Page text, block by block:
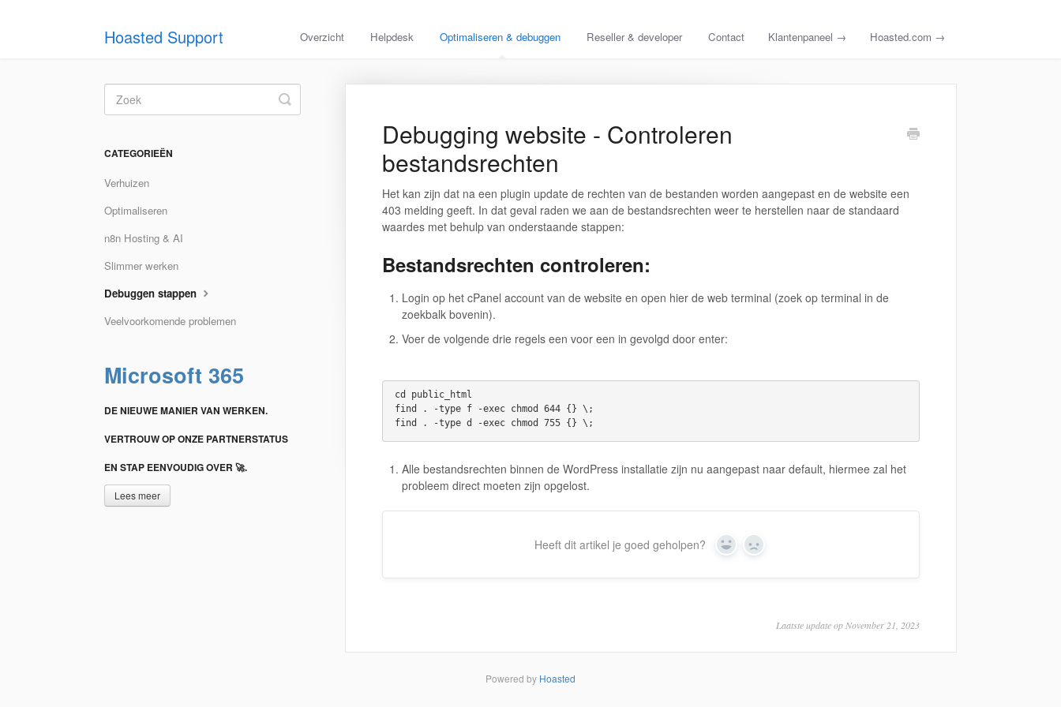
Hoasted Support Overzicht Helpdesk Optimaliseren & debuggen Reseller & developer Contact Klantenpaneel → Hoasted.com →
Debugging website - Controleren
bestandsrechten
Het kan zijn dat na een plugin update de rechten van de bestanden worden aangepast en de website een
403 melding geeft. In dat geval raden we aan de bestandsrechten weer te herstellen naar de standaard
waardes met behulp van onderstaande stappen:
Bestandsrechten controleren:
Login op het cPanel account van de website en open hier de web terminal (zoek op terminal in de
zoekbalk bovenin).
Voer de volgende drie regels een voor een in gevolgd door enter:
cd public_html
find . -type f -exec chmod 644 {} \;
find . -type d -exec chmod 755 {} \;
Alle bestandsrechten binnen de WordPress installatie zijn nu aangepast naar default, hiermee zal het
probleem direct moeten zijn opgelost.
Heeft dit artikel je goed geholpen? Yes No
Laatste update op November 21, 2023
Toggle
Search
CATEGORIEËN
Verhuizen
Optimaliseren
n8n Hosting & AI
Slimmer werken
Debuggen stappen
Veelvoorkomende problemen
Microsoft 365
DE NIEUWE MANIER VAN WERKEN.
VERTROUW OP ONZE PARTNERSTATUS
EN STAP EENVOUDIG OVER 🚀.
Lees meer
Powered by Hoasted